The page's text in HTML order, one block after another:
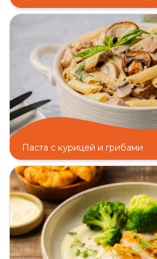
Паста с курицей и грибами